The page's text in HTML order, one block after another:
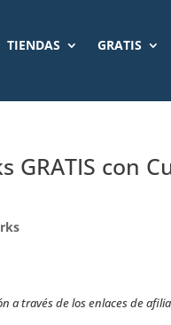
TIENDAS GRATIS
GRATIS con
a través de los enlaces de